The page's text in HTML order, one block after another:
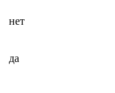
нет
да